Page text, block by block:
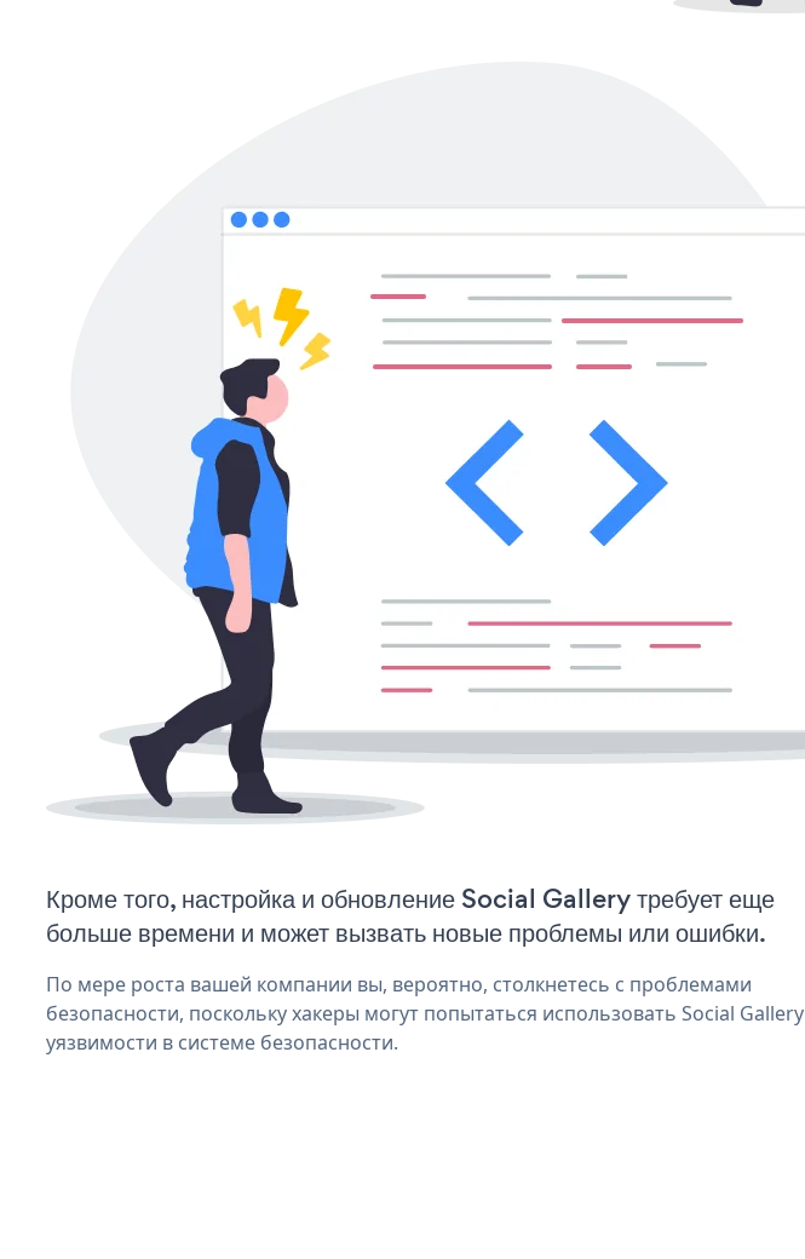
Кроме того, настройка и обновление Social Gallery требует еще
больше времени и может вызвать новые проблемы или ошибки.
По мере роста вашей компании вы, вероятно, столкнетесь с проблемами
безопасности, поскольку хакеры могут попытаться использовать Social Gallery
уязвимости в системе безопасности.